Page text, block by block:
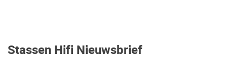
Stassen Hifi Nieuwsbrief